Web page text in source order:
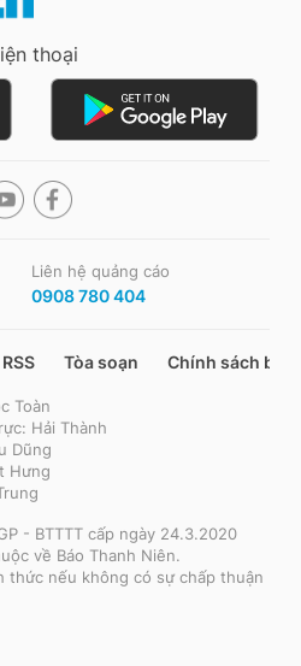
thoại
Liên hệ quảng cáo
0908 780 404
RSS Tòa soạn Chính sách bảo
Toàn
Hải Thành
Dũng
Hưng
- BTTTT cấp ngày 24.3.2020
về Báo Thanh Niên.
thức nếu không có sự chấp thuận